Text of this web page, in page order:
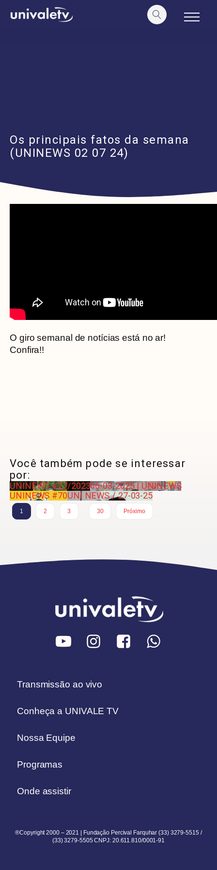
conteúdo
Os principais fatos da semana
(UNINEWS 02 07 24)
O giro semanal de notícias está no ar!
Confira!!
Você também pode se interessar
por:
UNINEWS #27/202306-03-2025 | UNINEWS
UNINEWS #70UNI NEWS / 27-03-25
1 2 3
30
Próximo
Transmissão ao vivo
Conheça a UNIVALE TV
Nossa Equipe
Programas
Onde assistir
®Copyright 2000 – 2021 | Fundação Percival Farquhar (33) 3279-5515 /
(33) 3279-5505 CNPJ: 20.611.810/0001-91